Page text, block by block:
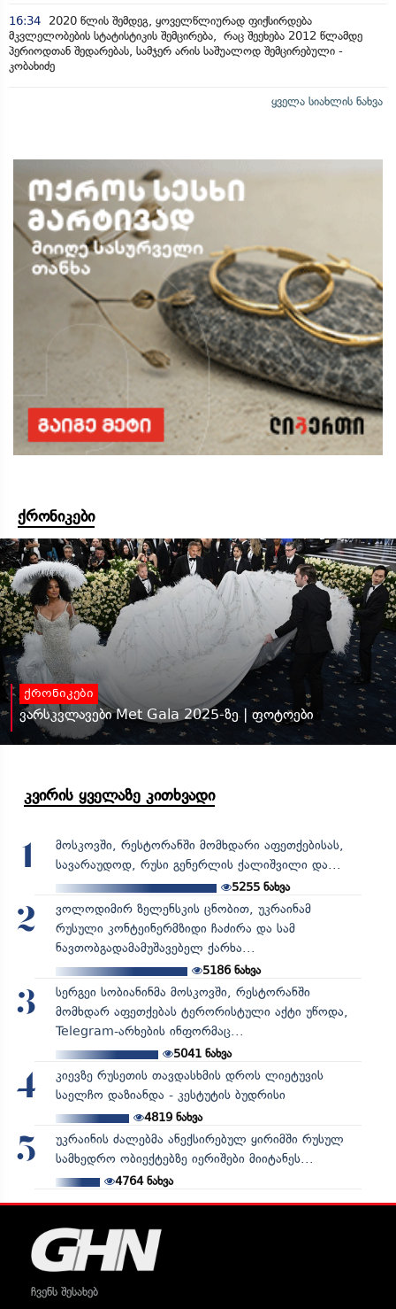
16:34
2020 წლის შემდეგ, ყოველწლიურად ფიქსირდება
მკვლელობების სტატისტიკის შემცირება, რაც შეეხება 2012 წლამდე
პერიოდთან შედარებას, სამჯერ არის საშუალოდ შემცირებული -
კობახიძე
ყველა სიახლის ნახვა
ქრონიკები
ქრონიკები
ვარსკვლავები Met Gala 2025-ზე | ფოტოები
კვირის ყველაზე კითხვადი
1
მოსკოვში, რესტორანში მომხდარი აფეთქებისას,
სავარაუდოდ, რუსი გენერლის ქალიშვილი და...
5255 ნახვა
2
ვოლოდიმირ ზელენსკის ცნობით, უკრაინამ
რუსული კონტეინერმზიდი ჩაძირა და სამ
ნავთობგადამამუშავებელ ქარხა...
5186ნახვა
3
სერგეი სობიანინმა მოსკოვში, რესტორანში
მომხდარ აფეთქებას ტერორისტული აქტი უწოდა,
Telegram-არხების ინფორმაც...
5041ნახვა
4
კიევზე რუსეთის თავდასხმის დროს ლიეტუვის
საელჩო დაზიანდა - კესტუტის ბუდრისი
4819ნახვა
5
უკრაინის ძალებმა ანექსირებულ ყირიმში რუსულ
სამხედრო ობიექტებზე იერიშები მიიტანეს...
4764ნახვა
ჩვენს შესახებ